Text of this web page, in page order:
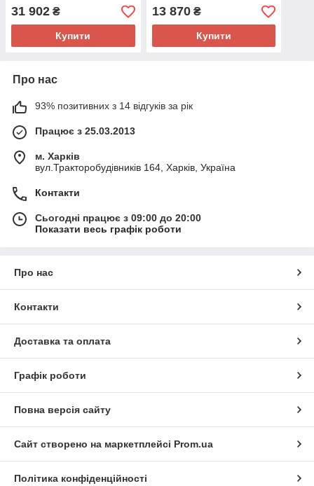
31 902 ₴
Купити
13 870₴
Купити
Про нас
93% позитивних з 14 відгуків за рік
Працює з 25.03.2013
м. Харків
вул.Тракторобудівників 164, Харків, Україна
Контакти
Сьогодні працює з 09:00 до 20:00
Показати весь графік роботи
Про нас
Контакти
Доставка та оплата
Графік роботи
Повна версія сайту
Сайт створено на маркетплейсі Prom.ua
Політика конфіденційності